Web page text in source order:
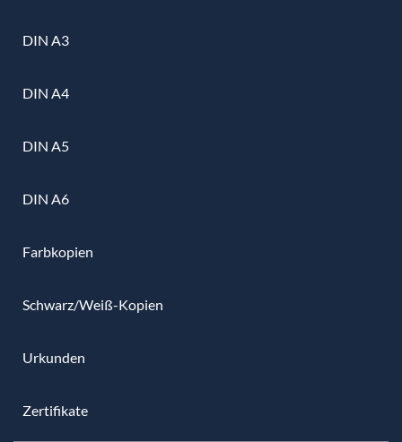
DIN A3
DIN A4
DIN A5
DIN A6
Farbkopien
Schwarz/Weiß-Kopien
Urkunden
Zertifikate